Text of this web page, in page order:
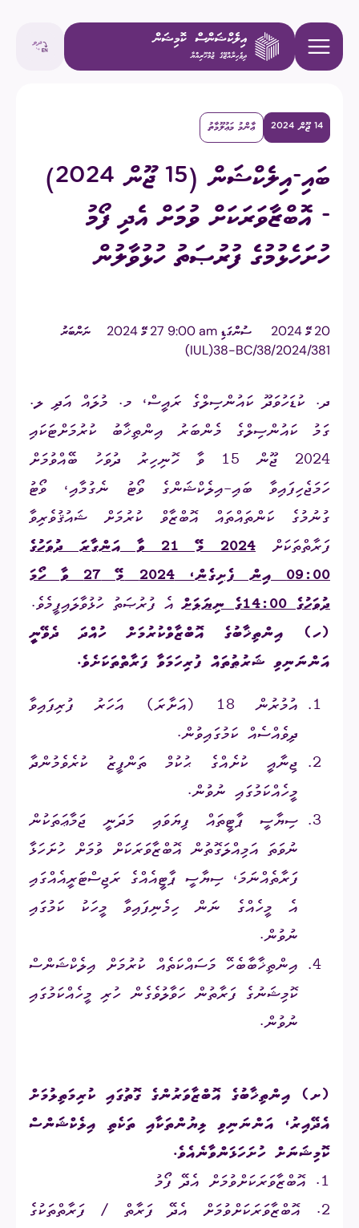
14 ޖޫން 2024 ޢާންމު މަޢުލޫމާތު
ބައި-އިލެކްޝަން (15 ޖޫން 2024)
- އޮބްޒާވަރަކަށް ވުމަށް އެދި ފޯމު
ހުށަހެޅުމުގެ ފުރުޞަތު ހުޅުވާލުން
20 މޭ 2024 ސުންގަޑި am ⁧9:00 27 މޭ 2024
ނަންބަރު
(IUL)38-BC/38/2024/381
ދ. ކުޑަހުވަދޫ ކައުންސިލްގެ ރައީސް، މ. މުލައް އަދި ލ.
ގަމު ކައުންސިލްގެ މެންބަރު އިންތިޚާބު ކުރުމަށްޓަކައި
2024 ޖޫން 15 ވާ ހޮނިހިރު ދުވަހު ބޭއްވުމަށް
ހަމަޖެހިފައިވާ ބައި-އިލެކްޝަންގެ ވޯޓު ނެގުމާއި، ވޯޓު
ގުނުމުގެ ކަންތައްތައް އޮބްޒާވް ކުރުމަށް ޝައުޤުވެރިވާ
ފަރާތްތަކަށް 2024
މޭ 21 ވާ އަންގާރަ ދުވަހުގެ
09:00 އިން ފެށިގެން
،2024
މޭ 27 ވާ ހޯމަ
ދުވަހުގެ 14:00
ގެ ނިޔަލަށް އެ ފުރުޞަތު ހުޅުވާލައިފީމެވެ.
(ހ) އިންތިޚާބުގެ އޮބްޒާވްކުރުމަށް ހުއްދަ ދެވޭނީ
އަންނަނިވި ޝަރުޠުތައް ފުރިހަމަވާ ފަރާތްތަކަށެވެ.
އުމުރުން 18 (އަށާރަ) އަހަރު ފުރިފައިވާ
ދިވެއްސެއް ކަމުގައިވުން.
ޖިނާއީ ކުށެއްގެ ޙުކުމް ތަންފީޒު ކުރެވެމުންދާ
މީހެއްކަމުގައި ނުވުން.
ސިޔާސީ ޕާޓީތައް ފިޔަވައި މަދަނީ ޖަމާޢަތަކުން
ނުވަތަ އަމިއްލަގޮތުން އޮބްޒާވަރަކަށް ވުމަށް ހުށަހަޅާ
ފަރާތެއްނަމަ، ސިޔާސީ ޕާޓީއެއްގެ ރަޖިސްޓަރީއެއްގައި
އެ މީހެއްގެ ނަން ހިމެނިފައިވާ މީހަކު ކަމުގައި
ނުވުން.
އިންތިޚާބާބެހޭ މަސައްކަތެއް ކުރުމަށް އިލެކްޝަންސް
ކޮމިޝަނުގެ ފަރާތުން ހަވާލުވެގެން ހުރި މީހެއްކަމުގައި
ނުވުން.
(ށ) އިންތިޚާބުގެ އޮބްޒާވަރުންގެ ގޮތުގައި ކުރިމަތިލުމަށް
އެދޭއިރު، އަންނަނިވި ލިޔުންތަކާއި ތަކެތި އިލެކްޝަންސް
ކޮމިޝަނަށް ހުށަހަޅަންވާނެއެވެ.
1. އޮބްޒާވަރަކަށްވުމަށް އެދޭ ފޯމު
2. އޮބްޒާވަރަކަށްވުމަށް އެދޭ ފަރާތް / ފަރާތްތަކުގެ